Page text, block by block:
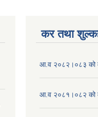
कर तथा
आ.व २०८२।०८३ को
आ.व २०८१।०८२ को